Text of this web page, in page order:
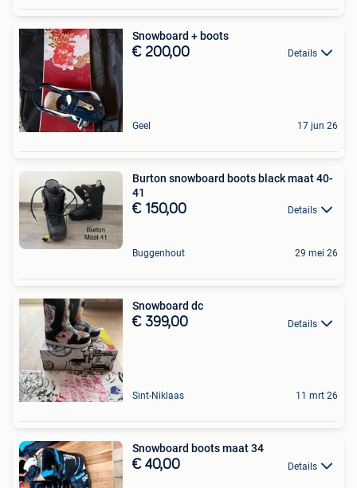
Snowboard + boots
€ 200,00 Details
Geel 17 jun 26
Burton snowboard boots black maat 40-
41
€ 150,00 Details
Buggenhout 29 mei 26
Snowboard dc
€ 399,00 Details
Sint-Niklaas 11 mrt 26
Snowboard boots maat 34
€ 40,00 Details